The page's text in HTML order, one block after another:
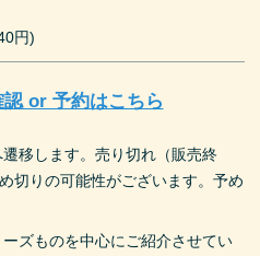
円)
認 or 予約はこちら
移します。売り切れ（販売終
切りの可能性がございます。予め
ズものを中心にご紹介させてい